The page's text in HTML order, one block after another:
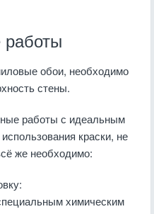
работы
обои, необходимо
стены.
работы с идеальным
краски, не
же необходимо:
химическим